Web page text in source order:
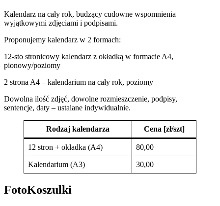
Kalendarz na cały rok, budzący cudowne wspomnienia
wyjątkowymi zdjęciami i podpisami.
Proponujemy kalendarz w 2 formach:
12-sto stronicowy kalendarz z okładką w formacie A4,
pionowy/poziomy
2 strona A4 – kalendarium na cały rok, poziomy
Dowolna ilość zdjęć, dowolne rozmieszczenie, podpisy,
sentencje, daty – ustalane indywidualnie.
Rodzaj kalendarza Cena [zł/szt]
12 stron + okładka (A4) 80,00
Kalendarium (A3) 30,00
FotoKoszulki